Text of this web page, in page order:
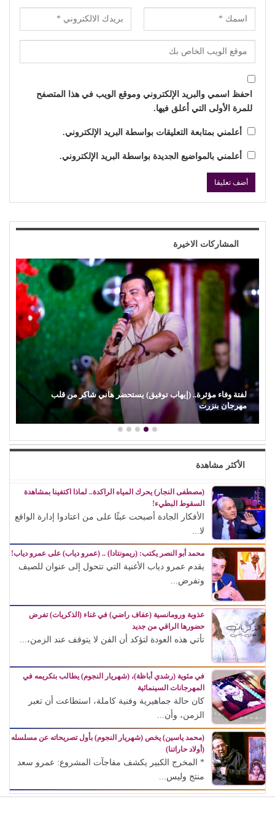
احفظ اسمي والبريد الإلكتروني وموقع الويب في هذا المتصفح
للمرة الأولى التي أعلق فيها.
أعلمني بمتابعة التعليقات بواسطة البريد الإلكتروني.
أعلمني بالمواضيع الجديدة بواسطة البريد الإلكتروني.
المشاركات الاخيرة
لفتة وفاء مؤثرة.. (إيهاب توفيق) يستحضر هاني شاكر من قلب
مهرجان بنزرت
الأكثر مشاهدة
(مصطفى النجار) يحرك المياه الراكدة.. لماذا اكتفينا بمشاهدة
السقوط البطيء!
الأفكار الجادة أصبحت عبئًا على من اعتادوا إدارة الواقع
لا...
محمد أبو النصر يكتب: (ريمونتادا) .. (عمرو دياب) على عمرو دياب!
يقدم عمرو دياب الأغنية التي تتحول إلى عنوان للصيف
وتفرض...
عذوبة ورومانسية (عفاف راضي) في غناء (الذكريات) تفرض
حضورها الراقي من جديد
تأتي هذه العودة لتؤكد أن الفن لا يتوقف عند الزمن،...
في مئوية (رشدي أباظة)، (شهريار النجوم) يطالب بتكريمه في
المهرجانات السينمائية
كان حالة جماهيرية وفنية كاملة، استطاعت أن تعبر
الزمن، وأن...
(محمد ياسين) يخص (شهريار النجوم) بأول تصريحاته عن مسلسله
(أولاد حاراتنا)
* المخرج الكبير يكشف مفاجآت المشروع: عمرو سعد
منتج وليس...